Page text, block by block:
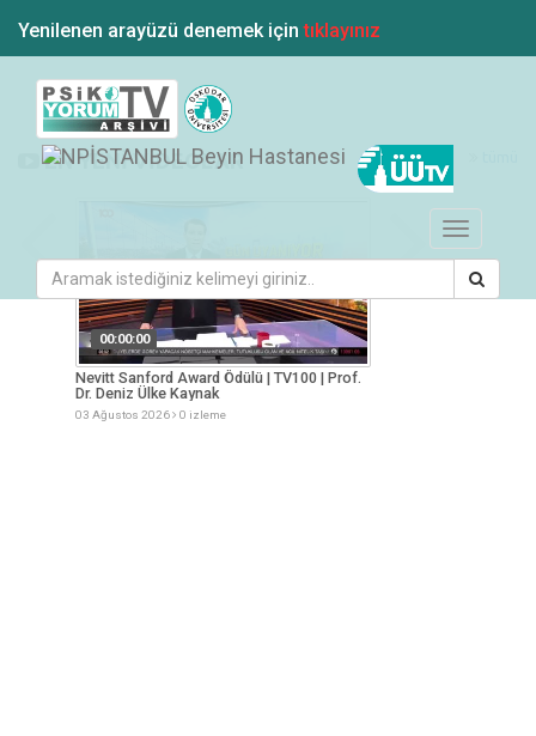
Yenilenen arayüzü denemek içintıklayınız
Toggle
navigation
EN YENİ VİDEOLAR
00:00:00
Nevitt Sanford Award Ödülü | TV100 | Prof.
Dr. Deniz Ülke Kaynak
03 Ağustos 2026 0 izleme